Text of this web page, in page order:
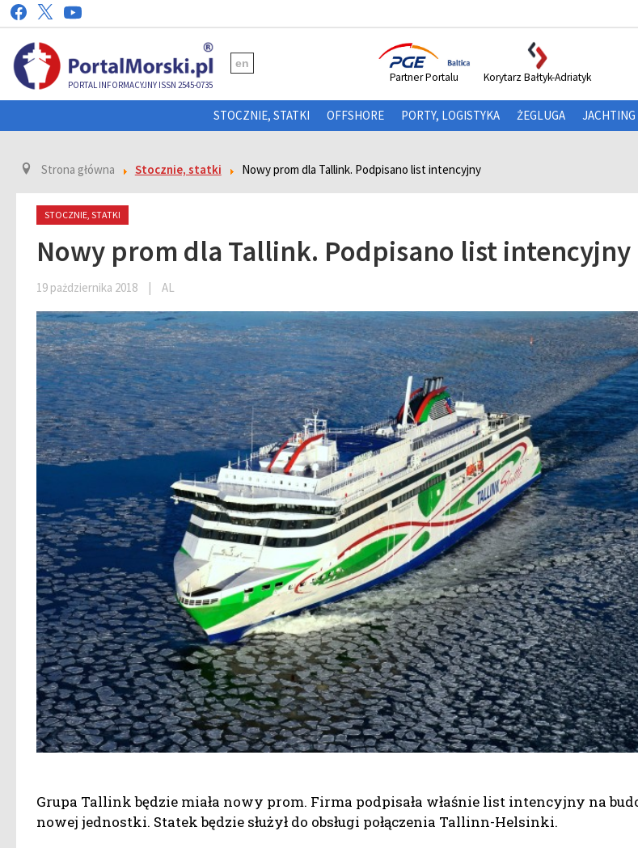
PORTAL INFORMACYJNY ISSN 2545-0735
en
Partner Portalu Korytarz Bałtyk-Adriatyk
STOCZNIE, STATKI OFFSHORE PORTY, LOGISTYKA ŻEGLUGA JACHTING
Strona główna Stocznie, statki Nowy prom dla Tallink. Podpisano list intencyjny
STOCZNIE, STATKI
Nowy prom dla Tallink. Podpisano list intencyjny
19 pażdziernika 2018 | AL
Grupa Tallink będzie miała nowy prom. Firma podpisała właśnie list intencyjny na
nowej jednostki. Statek będzie służył do obsługi połączenia Tallinn-Helsinki.